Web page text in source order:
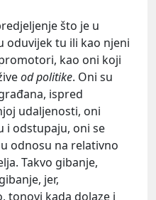
što je u
oduvijek tu ili kao njeni
kao oni koji
od politike. Oni su
ispred
udaljenosti, oni
i odstupaju, oni se
odnosu na relativno
Takvo gibanje,
jer,
tonovi kada dolaze i